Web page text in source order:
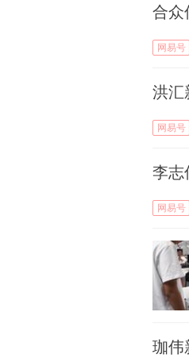
合众
网易号
洪汇
网易号
李志
网易号
珈伟